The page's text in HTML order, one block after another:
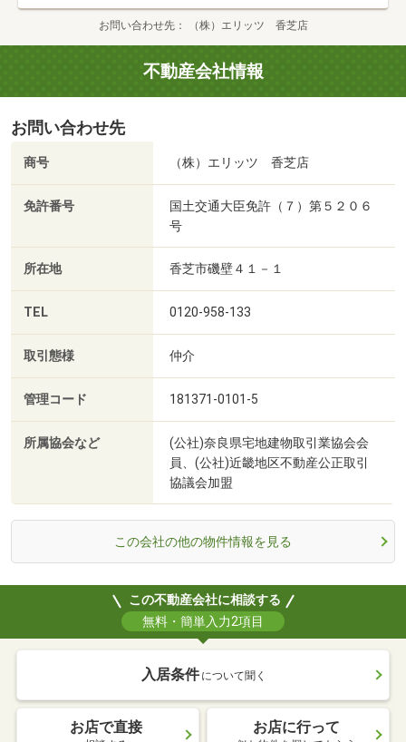
お問い合わせ先 （株）エリッツ 香芝店
不動産会社情報
お問い合わせ先
商号 （株）エリッツ 香芝店
免許番号
国土交通大臣免許（７）第５２０６
号
所在地 香芝市磯壁４１－１
TEL 0120-958-133
取引態様 仲介
管理コード 181371-0101-5
所属協会など
(公社)奈良県宅地建物取引業協会会
員、(公社)近畿地区不動産公正取引
協議会加盟
この会社の他の物件情報を見る
この不動産会社に相談する
無料・簡単入力2項目
入居条件 について聞く
お店で直接 お店に行って